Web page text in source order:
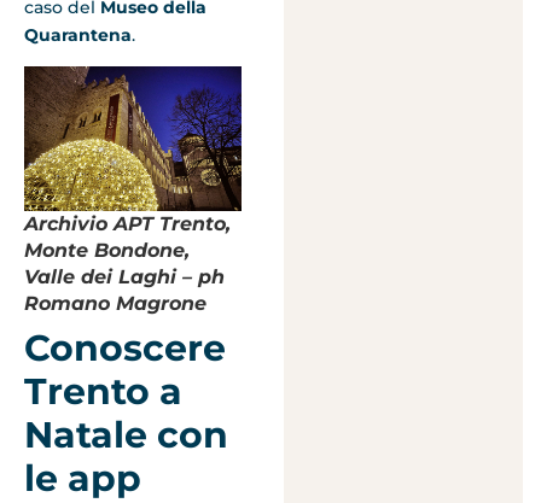
caso del Museo della
Quarantena.
Archivio APT Trento,
Monte Bondone,
Valle dei Laghi – ph
Romano Magrone
Conoscere
Trento a
Natale con
le app